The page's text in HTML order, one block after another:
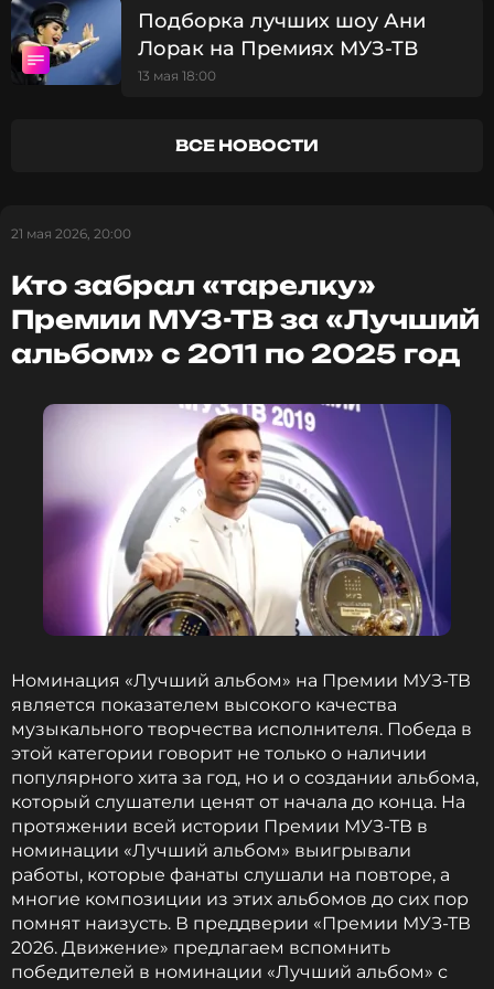
2014 — SEREBRO, «Мало тебя»
На «Премии МУЗ-ТВ 2014. Эволюция» победу
одержала группа SEREBRO с треком «Мало тебя».
дуэт» (вместе с DJ M.E.G. с песней «Угар»). В
категории «Лучшая песня» с SEREBRO
соперничали A’Studio с треком «Папа, мама»,
«Винтаж» с «Знаком Водолея», «Дискотека
Авария» с «К.У.К.Л.А.» и группа «Пицца» с песней
«Оружие».
Филипп Киркоров
Музыкант, Певец, Продюсер, Автор
Жанры: Поп
Биография, последние новости
и многое другое >
Подборка лучших шоу Ани
Лорак на Премиях МУЗ-ТВ
13 мая 18:00
ВСЕ НОВОСТИ
21 мая 2026, 20:00
Кто забрал «тарелку»
Премии МУЗ-ТВ за «Лучший
альбом» с 2011 по 2025 год
Номинация «Лучший альбом» на Премии МУЗ-ТВ
является показателем высокого качества
музыкального творчества исполнителя. Победа в
этой категории говорит не только о наличии
популярного хита за год, но и о создании альбома,
который слушатели ценят от начала до конца. На
протяжении всей истории Премии МУЗ-ТВ в
номинации «Лучший альбом» выигрывали
работы, которые фанаты слушали на повторе, а
многие композиции из этих альбомов до сих пор
помнят наизусть. В преддверии «Премии МУЗ-ТВ
2026. Движение» предлагаем вспомнить
победителей в номинации «Лучший альбом» с